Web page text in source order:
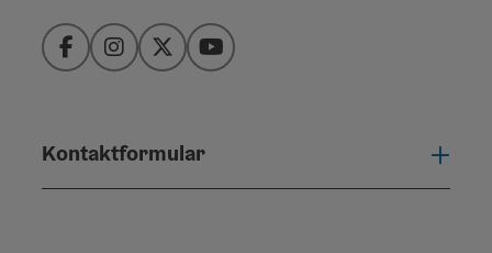
FacebookInstagram
TwitterYouTube
Kontaktformular